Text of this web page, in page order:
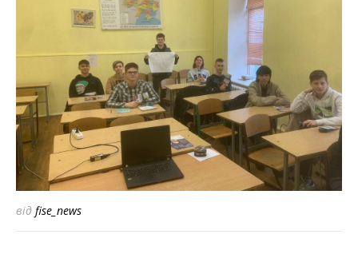
від fise_news